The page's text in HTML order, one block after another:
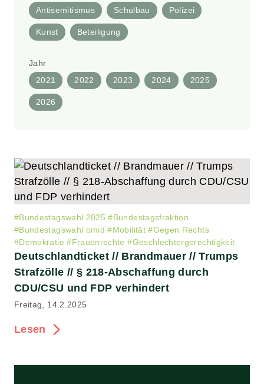
Antisemitismus Schulbau Polizei
Kunst Beteiligung
Jahr
2021
2022 2023 2024 2025
2026
#Bundestagswahl 2025 #Bundestagsfraktion
#Bundestagswahl omid #Mobilität #Gegen Rechts
#Demokratie #Frauenrechte #Geschlechtergerechtigkeit
Deutschlandticket // Brandmauer // Trumps
Strafzölle // § 218-Abschaffung durch
CDU/CSU und FDP verhindert
Freitag, 14.2.2025
Lesen